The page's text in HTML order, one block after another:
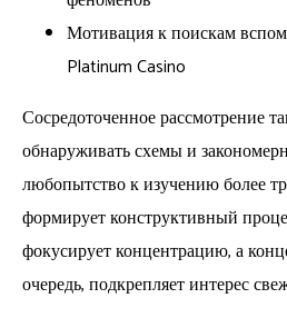
Мотивация к поискам
Platinum Casino
Сосредоточенное рассмотрение
обнаруживать схемы и
любопытство к изучению более
формирует конструктивный
фокусирует концентрацию, а
очередь, подкрепляет интерес